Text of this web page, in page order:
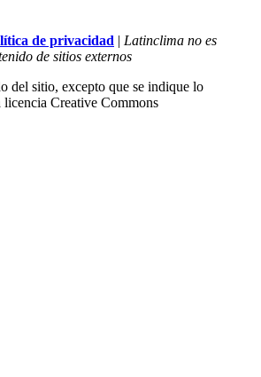
de privacidad | Latinclima no es
de sitios externos
del sitio, excepto que se indique lo
licencia Creative Commons